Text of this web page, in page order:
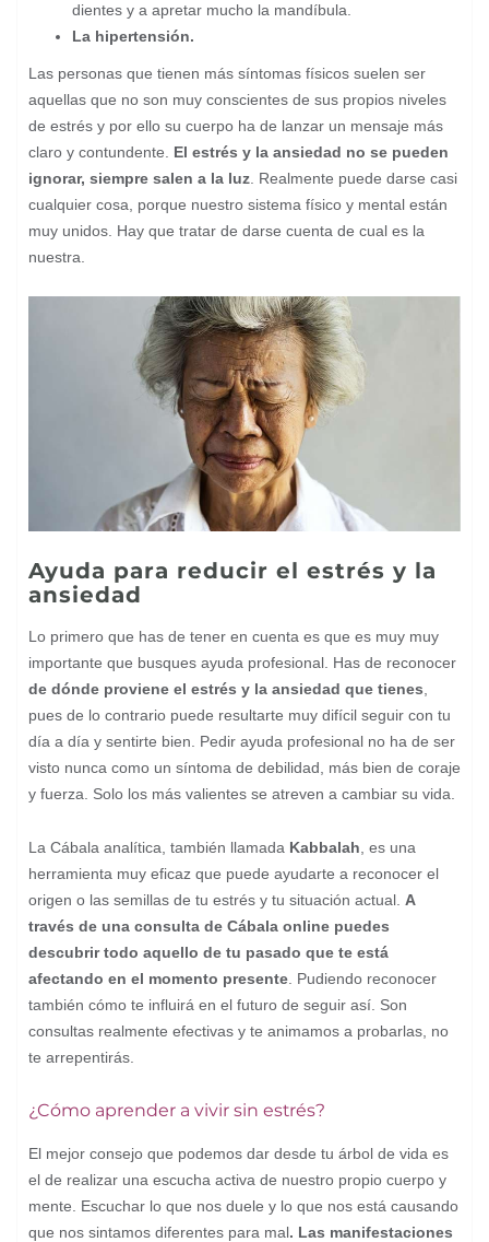
dientes y a apretar mucho la mandíbula.
La hipertensión.
Las personas que tienen más síntomas físicos suelen ser
aquellas que no son muy conscientes de sus propios niveles
de estrés y por ello su cuerpo ha de lanzar un mensaje más
claro y contundente. El estrés y la ansiedad no se pueden
ignorar, siempre salen a la luz . Realmente puede darse casi
cualquier cosa, porque nuestro sistema físico y mental están
muy unidos. Hay que tratar de darse cuenta de cual es la
nuestra.
Ayuda para reducir el estrés y la
ansiedad
Lo primero que has de tener en cuenta es que es muy muy
importante que busques ayuda profesional. Has de reconocer
de dónde proviene el estrés y la ansiedad que tienes
pues de lo contrario puede resultarte muy difícil seguir con tu
día a día y sentirte bien. Pedir ayuda profesional no ha de ser
visto nunca como un síntoma de debilidad, más bien de coraje
y fuerza. Solo los más valientes se atreven a cambiar su vida.
La Cábala analítica, también llamada Kabbalah , es una
herramienta muy eficaz que puede ayudarte a reconocer el
origen o las semillas de tu estrés y tu situación actual. A
través de una consulta de Cábala online puedes
descubrir todo aquello de tu pasado que te está
afectando en el momento presente . Pudiendo reconocer
también cómo te influirá en el futuro de seguir así. Son
consultas realmente efectivas y te animamos a probarlas, no
te arrepentirás.
¿Cómo aprender a vivir sin estrés?
El mejor consejo que podemos dar desde tu árbol de vida es
el de realizar una escucha activa de nuestro propio cuerpo y
mente. Escuchar lo que nos duele y lo que nos está causando
que nos sintamos diferentes para mal. Las manifestaciones